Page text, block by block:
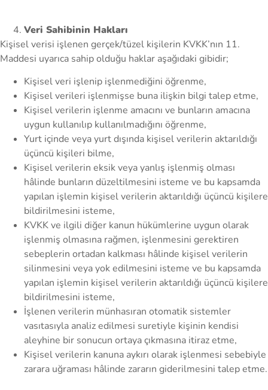
Veri Sahibinin Hakları
Kişisel verisi işlenen gerçek/tüzel kişilerin KVKK’nın 11.
Maddesi uyarıca sahip olduğu haklar aşağıdaki gibidir;
Kişisel veri işlenip işlenmediğini öğrenme,
Kişisel verileri işlenmişse buna ilişkin bilgi talep etme,
Kişisel verilerin işlenme amacını ve bunların amacına
uygun kullanılıp kullanılmadığını öğrenme,
Yurt içinde veya yurt dışında kişisel verilerin aktarıldığı
üçüncü kişileri bilme,
Kişisel verilerin eksik veya yanlış işlenmiş olması
hâlinde bunların düzeltilmesini isteme ve bu kapsamda
yapılan işlemin kişisel verilerin aktarıldığı üçüncü kişilere
bildirilmesini isteme,
KVKK ve ilgili diğer kanun hükümlerine uygun olarak
işlenmiş olmasına rağmen, işlenmesini gerektiren
sebeplerin ortadan kalkması hâlinde kişisel verilerin
silinmesini veya yok edilmesini isteme ve bu kapsamda
yapılan işlemin kişisel verilerin aktarıldığı üçüncü kişilere
bildirilmesini isteme,
İşlenen verilerin münhasıran otomatik sistemler
vasıtasıyla analiz edilmesi suretiyle kişinin kendisi
aleyhine bir sonucun ortaya çıkmasına itiraz etme,
Kişisel verilerin kanuna aykırı olarak işlenmesi sebebiyle
zarara uğraması hâlinde zararın giderilmesini talep etme.